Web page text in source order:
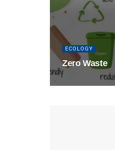
ECOLOGY
Zero Waste